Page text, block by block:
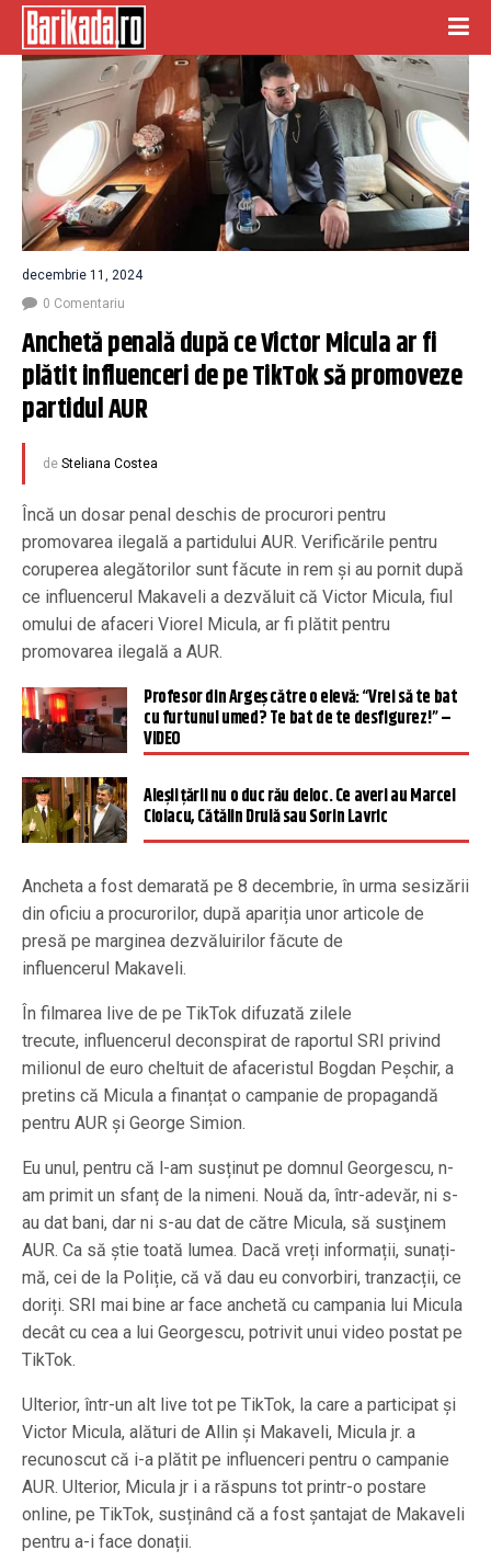
decembrie 11, 2024
0 Comentariu
Anchetă penală după ce Victor Micula ar fi
plătit influenceri de pe TikTok să promoveze
partidul AUR
de Steliana Costea
Încă un dosar penal deschis de procurori pentru
promovarea ilegală a partidului AUR. Verificările pentru
coruperea alegătorilor sunt făcute in rem și au pornit după
ce influencerul Makaveli a dezvăluit că Victor Micula, fiul
omului de afaceri Viorel Micula, ar fi plătit pentru
promovarea ilegală a AUR.
Profesor din Argeş către o elevă: “Vrei să te bat
cu furtunul umed? Te bat de te desfigurez!” –
VIDEO
Aleșii țării nu o duc rău deloc. Ce averi au Marcel
Ciolacu, Cătălin Drulă sau Sorin Lavric
Ancheta a fost demarată pe 8 decembrie, în urma sesizării
din oficiu a procurorilor, după apariția unor articole de
presă pe marginea dezvăluirilor făcute de
influencerul Makaveli.
În filmarea live de pe TikTok difuzată zilele
trecute, influencerul deconspirat de raportul SRI privind
milionul de euro cheltuit de afaceristul Bogdan Peșchir, a
pretins că Micula a finanțat o campanie de propagandă
pentru AUR și George Simion.
Eu unul, pentru că l-am susținut pe domnul Georgescu, n-
am primit un sfanț de la nimeni. Nouă da, într-adevăr, ni s-
au dat bani, dar ni s-au dat de către Micula, să susţinem
AUR. Ca să știe toată lumea. Dacă vreți informații, sunați-
mă, cei de la Poliție, că vă dau eu convorbiri, tranzacții, ce
doriți. SRI mai bine ar face anchetă cu campania lui Micula
decât cu cea a lui Georgescu, potrivit unui video postat pe
TikTok.
Ulterior, într-un alt live tot pe TikTok, la care a participat și
Victor Micula, alături de Allin și Makaveli, Micula jr. a
recunoscut că i-a plătit pe influenceri pentru o campanie
AUR. Ulterior, Micula jr i a răspuns tot printr-o postare
online, pe TikTok, susținând că a fost șantajat de Makaveli
pentru a-i face donații.